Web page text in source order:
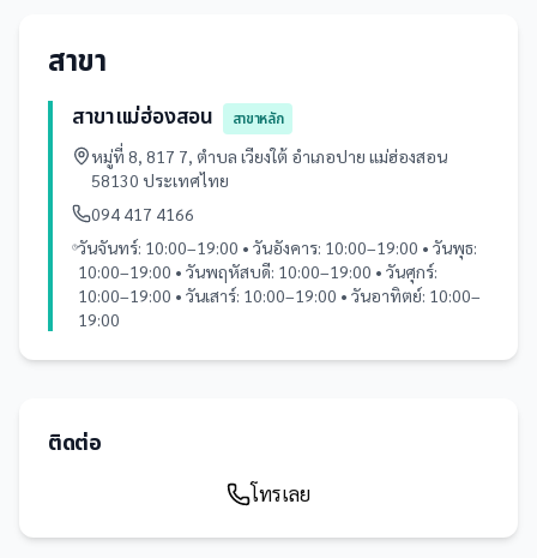
สาขา
สาขาแม่ฮ่องสอน
สาขาหลัก
หมู่ที่ 8, 817 7, ตำบล เวียงใต้ อำเภอปาย แม่ฮ่องสอน
58130 ประเทศไทย
094 417 4166
วันจันทร์: 10:00–19:00 • วันอังคาร: 10:00–19:00 • วันพุธ:
10:00–19:00 • วันพฤหัสบดี: 10:00–19:00 • วันศุกร์:
10:00–19:00 • วันเสาร์: 10:00–19:00 • วันอาทิตย์: 10:00–
19:00
ติดต่อ
โทรเลย